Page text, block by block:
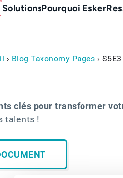
Main
SolutionsPourquoi Esker
› Blog Taxonomy Pages ›
clés pour transformer
talents !